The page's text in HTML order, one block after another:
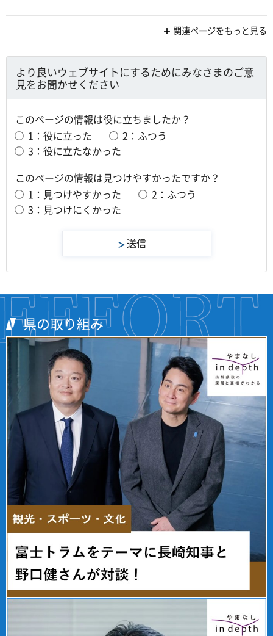
関連ページをもっと見る
より良いウェブサイトにするためにみなさまのご意
見をお聞かせください
このページの情報は役に立ちましたか？
1：役に立った
2：ふつう
3：役に立たなかった
このページの情報は見つけやすかったですか？
1：見つけやすかった
2：ふつう
3：見つけにくかった
県の取り組み